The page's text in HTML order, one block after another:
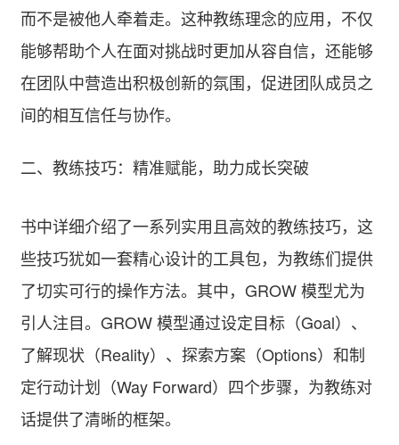
而不是被他人牵着走。这种教练理念的应用，不仅
能够帮助个人在面对挑战时更加从容自信，还能够
在团队中营造出积极创新的氛围，促进团队成员之
间的相互信任与协作。
二、教练技巧：精准赋能，助力成长突破
书中详细介绍了一系列实用且高效的教练技巧，这
些技巧犹如一套精心设计的工具包，为教练们提供
了切实可行的操作方法。其中，GROW 模型尤为
引人注目。GROW 模型通过设定目标（Goal）、
了解现状（Reality）、探索方案（Options）和制
定行动计划（Way Forward）四个步骤，为教练对
话提供了清晰的框架。